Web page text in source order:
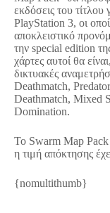
εκδόσεις του
PlayStation 3, οι
αποκλειστικό
την special edition
χάρτες αυτοί θα
δικτυακές
Deathmatch,
Deathmatch, Mixed
Domination.
Το Swarm Map Pack
η τιμή απόκτησης
{nomultithumb}